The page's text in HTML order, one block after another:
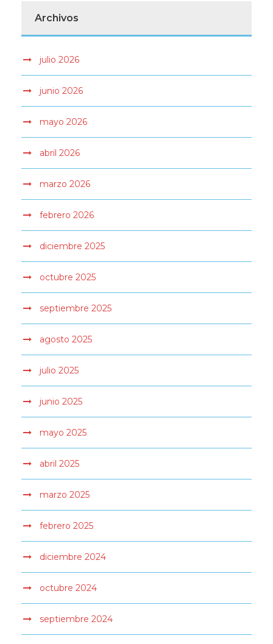
Archivos
julio 2026
junio 2026
mayo 2026
abril 2026
marzo 2026
febrero 2026
diciembre 2025
octubre 2025
septiembre 2025
agosto 2025
julio 2025
junio 2025
mayo 2025
abril 2025
marzo 2025
febrero 2025
diciembre 2024
octubre 2024
septiembre 2024